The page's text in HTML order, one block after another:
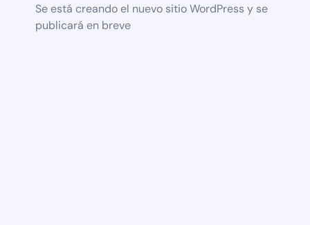
Se está creando el nuevo sitio WordPress y se
publicará en breve